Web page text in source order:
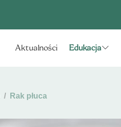
Aktualności Edukacja
Rak płuca